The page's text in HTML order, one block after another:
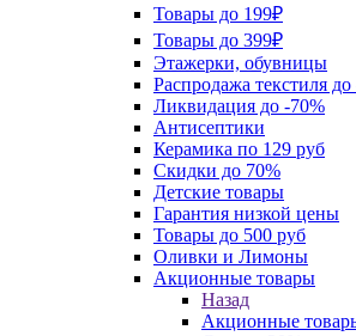
Товары до 199₽
Товары до 399₽
Этажерки, обувницы
Распродажа текстиля
Ликвидация до -70%
Антисептики
Керамика по 129 руб
Скидки до 70%
Детские товары
Гарантия низкой цены
Товары до 500 руб
Оливки и Лимоны
Акционные товары
Назад
Акционные